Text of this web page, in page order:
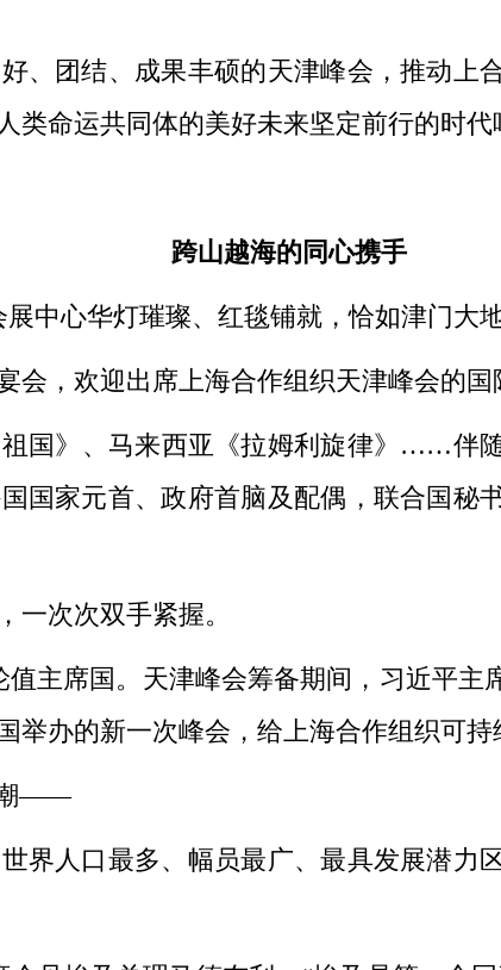
团结、成果丰硕的天津峰会，推动上
命运共同体的美好未来坚定前行的时代
跨山越海的同心携手
心华灯璀璨、红毯铺就，恰如津门大地
，欢迎出席上海合作组织天津峰会的国
》、马来西亚《拉姆利旋律》……伴
国家元首、政府首脑及配偶，联合国秘
次次双手紧握。
席国。天津峰会筹备期间，习近平主
办的新一次峰会，给上海合作组织可持
潮——
人口最多、幅员最广、最具发展潜力